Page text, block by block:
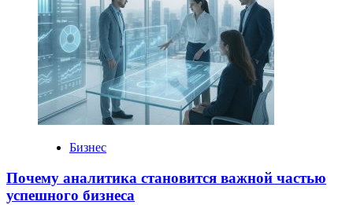
Бизнес
Почему аналитика становится важной частью
успешного бизнеса